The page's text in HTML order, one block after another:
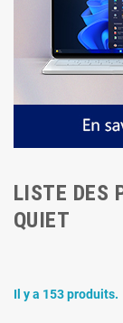
LISTE DES
QUIET
Il y a 153 produits.